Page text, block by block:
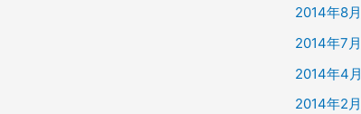
2014年8月
2014年7月
2014年4月
2014年2月